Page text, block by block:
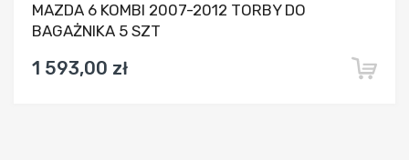
MAZDA 6 KOMBI 2007-2012 TORBY DO
BAGAŻNIKA 5 SZT
1 593,00 zł